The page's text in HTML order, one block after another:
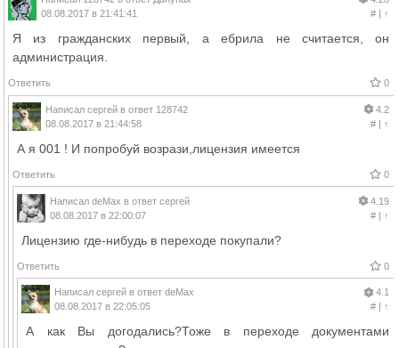
08.08.2017 в 21:41:41
#| ↑
Я из гражданских первый, а ебрила не считается, он
администрация.
Ответить 0
Написал сергей в ответ 128742
08.08.2017 в 21:44:58
4.2
#| ↑
А я 001 ! И попробуй возрази,лицензия имеется
Ответить 0
Написал deMax в ответ сергей
08.08.2017 в 22:00:07
4.19
#| ↑
Лицензию где-нибудь в переходе покупали?
Ответить 0
Написал сергей в ответ deMax
08.08.2017 в 22:05:05
4.1
#| ↑
А как Вы догодались?Тоже в переходе документами